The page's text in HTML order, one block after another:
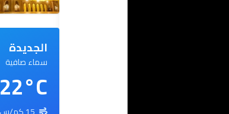
الجديدة
سماء صافية
22°C